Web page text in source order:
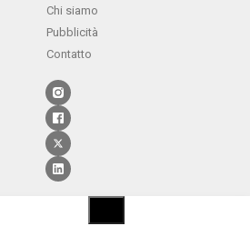
Chi siamo
Pubblicità
Contatto